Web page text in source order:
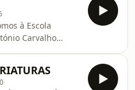
QUEM
à Escola
Carvalho
convite.Obrigado